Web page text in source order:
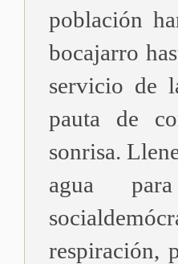
población
bocajarro
servicio de
pauta de
sonrisa.
agua
respiración,